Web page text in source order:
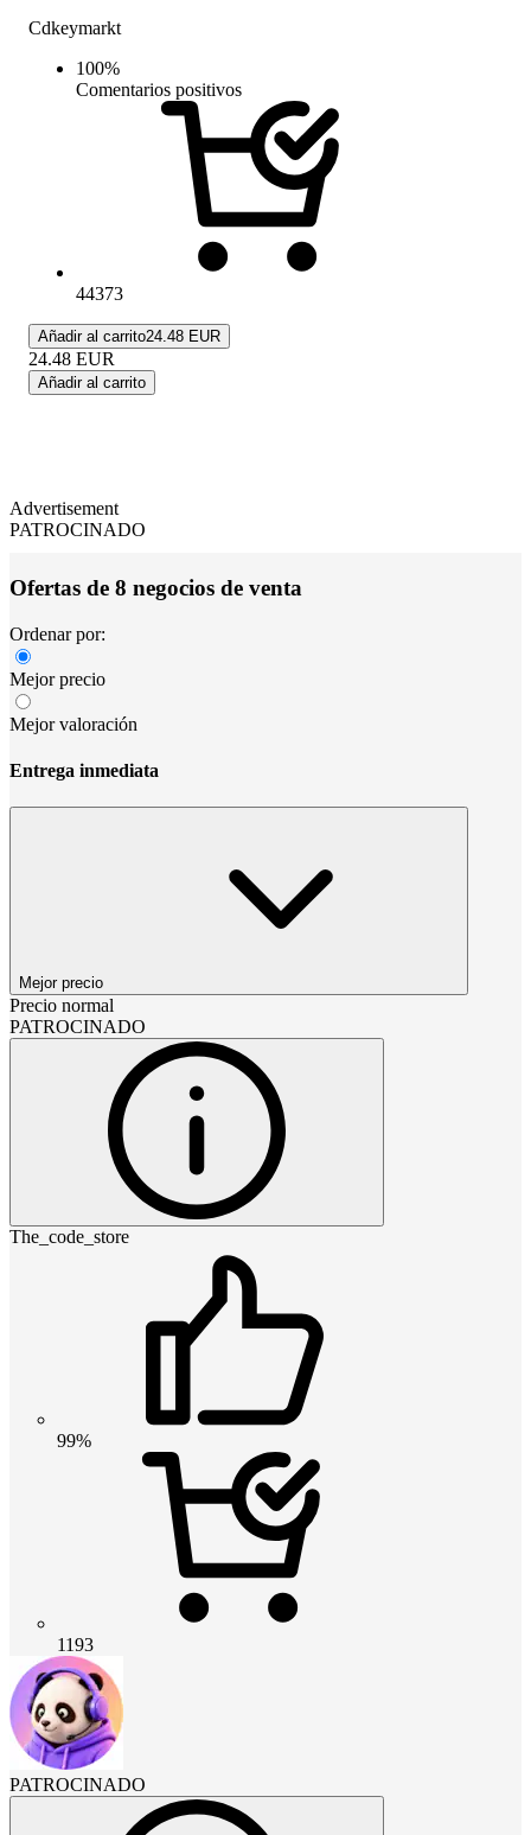
Cdkeymarkt
100%
Comentarios positivos
44373
Añadir al carrito24.48 EUR
24.48 EUR
Añadir al carrito
Advertisement
PATROCINADO
Ofertas de 8 negocios de venta
Ordenar por:
Mejor precio
Mejor valoración
Entrega inmediata
Mejor precio
Precio normal
PATROCINADO
The_code_store
99%
1193
PATROCINADO